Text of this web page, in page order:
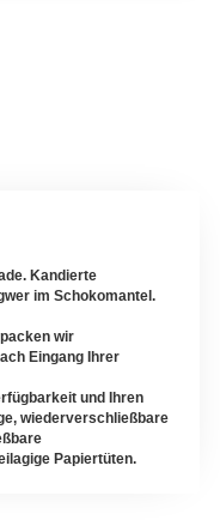
Kandierte
im Schokomantel.
wir
Eingang Ihrer
und Ihren
wiederverschließbare
Papiertüten.